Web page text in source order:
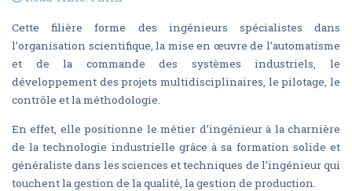
Cette filière forme des ingénieurs spécialistes dans
l’organisation scientifique, la mise en œuvre de l’automatisme
et de la commande des systèmes industriels, le
développement des projets multidisciplinaires, le pilotage, le
contrôle et la méthodologie.
En effet, elle positionne le métier d’ingénieur à la charnière
de la technologie industrielle grâce à sa formation solide et
généraliste dans les sciences et techniques de l’ingénieur qui
touchent la gestion de la qualité, la gestion de production.